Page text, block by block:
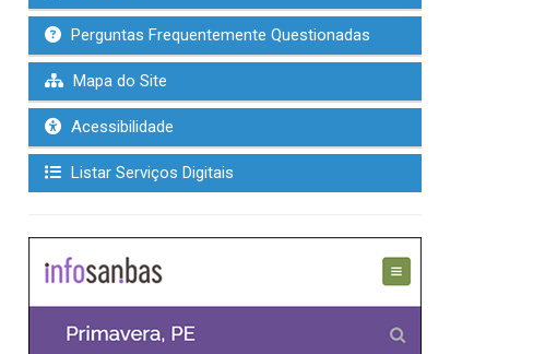
Perguntas Frequentemente Questionadas
Mapa do Site
Acessibilidade
Listar Serviços Digitais